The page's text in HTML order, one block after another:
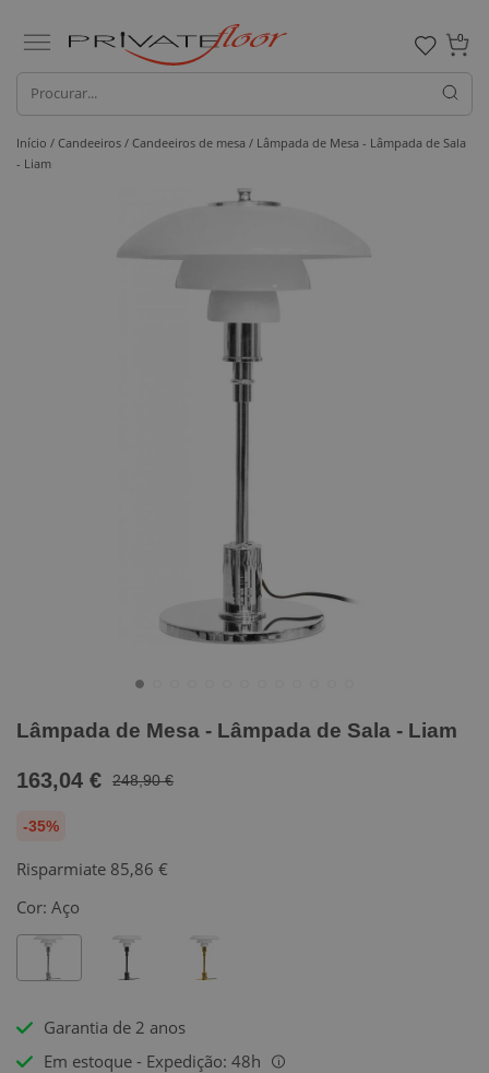
0
Início / Candeeiros / Candeeiros de mesa / Lâmpada de Mesa - Lâmpada de Sala
- Liam
Lâmpada de Mesa - Lâmpada de Sala - Liam
163,04 € 248,90 €
-35%
Risparmiate 85,86 €
Cor: Aço
Garantia de 2 anos
Em estoque - Expedição: 48h
i